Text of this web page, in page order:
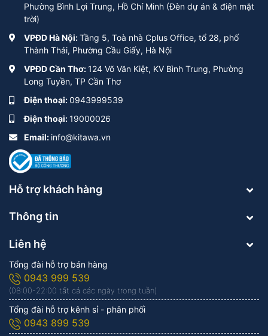
Phường Bình Lợi Trung, Hồ Chí Minh (Đèn dự án & điện mặt
trời)
VPĐD Hà Nội:Tầng 5, Toà nhà Cplus Office, tổ 28, phố
Thành Thái, Phường Cầu Giấy, Hà Nội
VPĐD Cần Thơ:124 Võ Văn Kiệt, KV Bình Trung, Phường
Long Tuyền, TP Cần Thơ
Điện thoại:0943999539
Điện thoại:19000026
Email: info@kitawa.vn
Hỗ trợ khách hàng
Thông tin
Liên hệ
Tổng đài hỗ trợ bán hàng
0943 999 539
(08:00-22:00 tất cả các ngày trong tuần)
Tổng đài hỗ trợ kênh sỉ - phân phối
0943 899 539